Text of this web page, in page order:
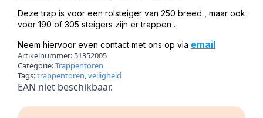
Deze trap is voor een rolsteiger van 250 breed , maar ook
voor 190 of 305 steigers zijn er trappen .
Neem hiervoor even contact met ons op via email
Artikelnummer: 51352005
Categorie:Trappentoren
Tags:trappentoren,veiligheid
EAN niet beschikbaar.